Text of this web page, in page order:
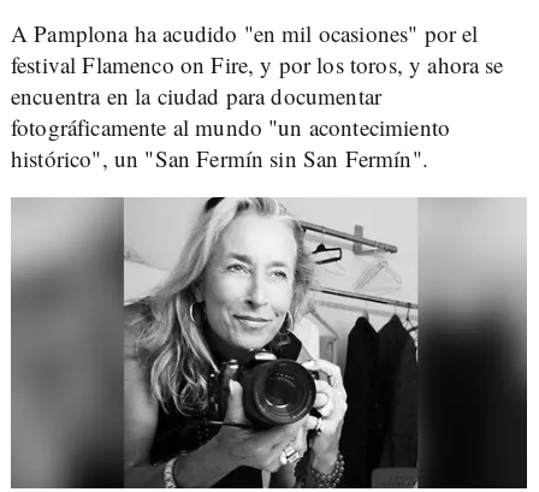
A Pamplona ha acudido "en mil ocasiones" por el
festival Flamenco on Fire, y por los toros, y ahora se
encuentra en la ciudad para documentar
fotográficamente al mundo "un acontecimiento
histórico", un "San Fermín sin San Fermín".